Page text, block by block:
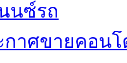
นซ์รถ
กาศขายคอน